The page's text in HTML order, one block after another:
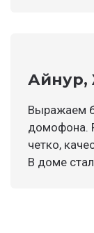
Айнур,
Выражаем
домофона.
четко,
В доме